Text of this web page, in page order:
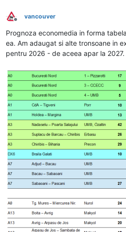
Deconectat
vancouver
Prognoza economedia in forma
ea. Am adaugat si alte tronsoane in
pentru 2026 - de aceea apar la 2027.